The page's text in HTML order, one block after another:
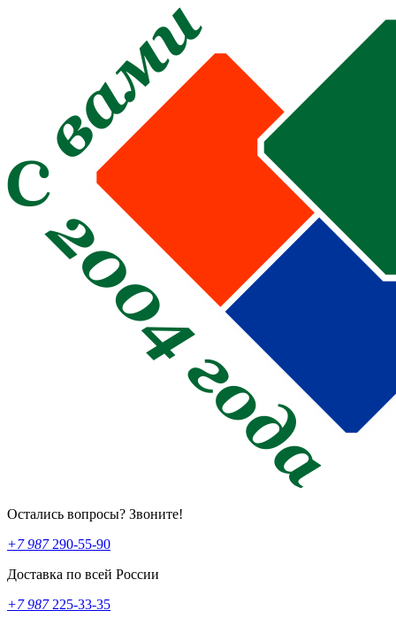
Остались вопросы? Звоните!
+7 987290-55-90
Доставка по всей России
+7 987225-33-35